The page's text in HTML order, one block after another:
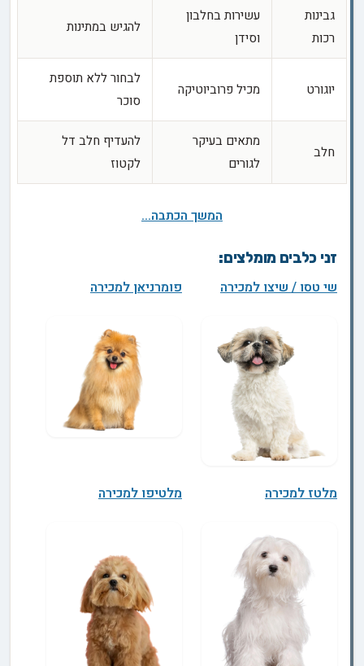
גבינות
רכות
עשירות בחלבון
וסידן
להגיש במתינות
יוגורט מכיל פרוביוטיקה
לבחור ללא תוספת
סוכר
חלב
מתאים בעיקר
לגורים
להעדיף חלב דל
לקטוז
המשך הכתבה...
זני כלבים מומלצים:
שי טסו / שיצו למכירה פומרניאן למכירה
מלטז למכירה מלטיפו למכירה